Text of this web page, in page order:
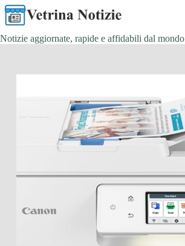
Salta
al
contenuto
Notizie aggiornate, rapide e affidabili dal mondo